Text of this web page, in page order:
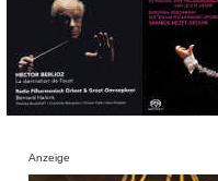
Anzeige